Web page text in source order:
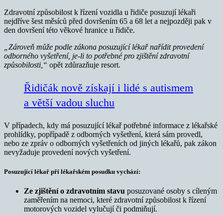
Zdravotní způsobilost k řízení vozidla u řidiče posuzují lékaři
nejdříve šest měsíců před dovršením 65 a 68 let a nejpozději pak v
den dovršení této věkové hranice u řidiče.
„Zároveň může podle zákona posuzující lékař nařídit provedení
odborného vyšetření, je-li to potřebné pro zjištění zdravotní
způsobilosti,“ opět zdůrazňuje resort.
Řidičák nově získají i lidé s autismem
a větší vadou sluchu
V případech, kdy má posuzující lékař potřebné informace z lékařské
prohlídky, popřípadě z odborných vyšetření, která sám provedl,
nebo ze zpráv o odborných vyšetřeních od jiných lékařů, pak zákon
nevyžaduje provedení nových vyšetření.
Posuzující lékař při lékařském posudku vychází:
Ze zjištění o zdravotním stavu posuzované osoby s cíleným
zaměřením na nemoci, které zdravotní způsobilost k řízení
motorových vozidel vylučují či podmiňují.